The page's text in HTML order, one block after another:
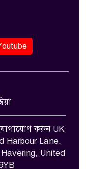
করুনUK
Harbour Lane,
United